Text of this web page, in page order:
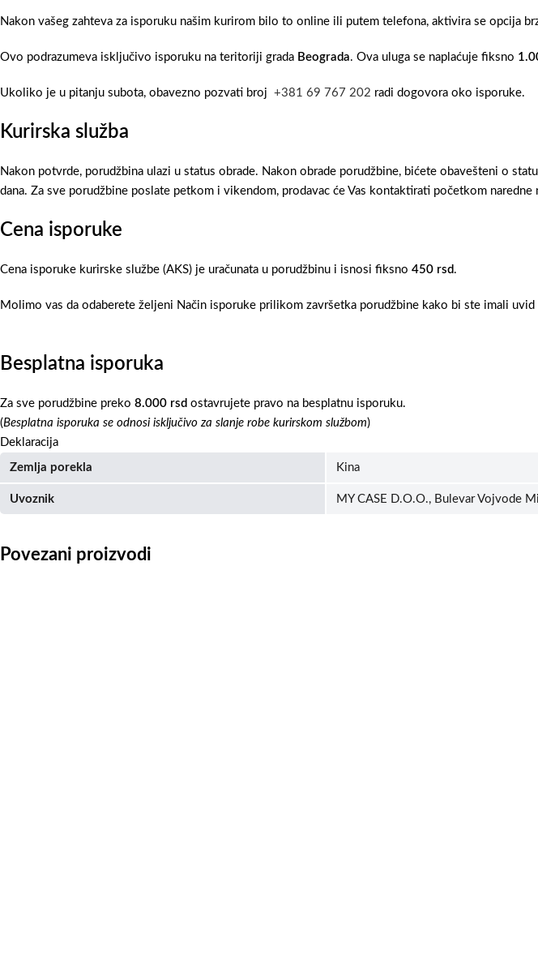
Nakon vašeg zahteva za isporuku našim kurirom bilo to online ili putem telefona, aktivira se opcija
Ovo podrazumeva isključivo isporuku na teritoriji grada Beograda. Ova uluga se naplaćuje fiksno
Ukoliko je u pitanju subota, obavezno pozvati broj +381 69 767 202 radi dogovora oko isporuke.
Kurirska služba
Nakon potvrde, porudžbina ulazi u status obrade. Nakon obrade porudžbine, bićete obavešteni o
dana. Za sve porudžbine poslate petkom i vikendom, prodavac će Vas kontaktirati početkom
Cena isporuke
Cena isporuke kurirske službe (AKS) je uračunata u porudžbinu i isnosi fiksno 450 rsd .
Molimo vas da odaberete željeni Način isporuke prilikom završetka porudžbine kako bi ste imali
Besplatna isporuka
Za sve porudžbine preko 8.000 rsd ostavrujete pravo na besplatnu isporuku.
(Besplatna isporuka se odnosi isključivo za slanje robe kurirskom službom)
Deklaracija
Zemlja porekla Kina
Uvoznik MY CASE D.O.O., Bulevar Vojvode
Povezani proizvodi